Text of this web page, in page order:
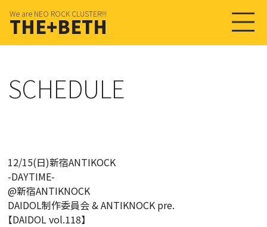
We are NEO ROCK CLUSTER!!!
THE+BETH
SCHEDULE
12/15(日)新宿ANTIKOCK
-DAYTIME-
@新宿ANTIKNOCK
DAIDOL制作委員会 & ANTIKNOCK pre.
【DAIDOL vol.118】